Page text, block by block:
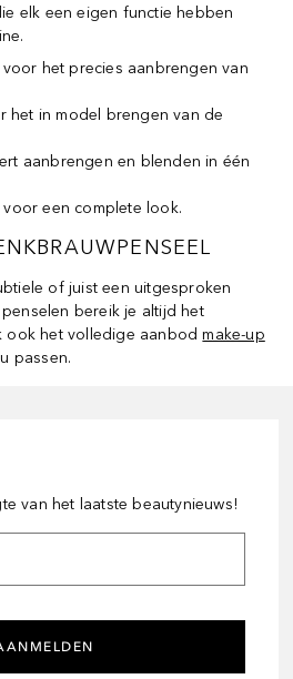
elk een eigen functie hebben
het precies aanbrengen van
het in model brengen van de
aanbrengen en blenden in één
voor een complete look.
of juist een uitgesproken
bereik je altijd het
ook het volledige aanbodmake-up
passen.
van het laatste beautynieuws!